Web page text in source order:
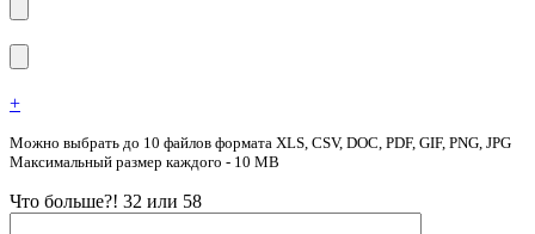
+
Можно выбрать до 10 файлов формата XLS, CSV, DOC, PDF, GIF, PNG, JPG
Максимальный размер каждого - 10 MB
Что больше?! 32 или 58